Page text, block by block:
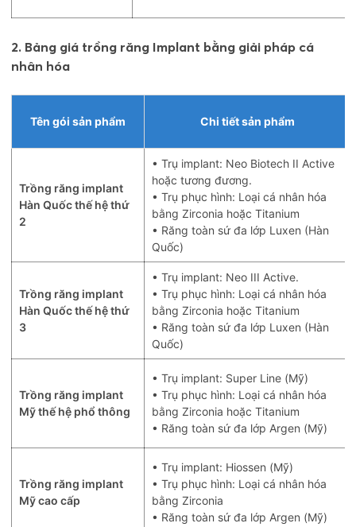
2. Bảng giá trồng răng Implant bằng giải pháp cá
nhân hóa
Tên gói sản phẩm Chi tiết sản phẩm
Trồng răng implant
Hàn Quốc thế hệ thứ
2
• Trụ implant: Neo Biotech II Active
hoặc tương đương.
• Trụ phục hình: Loại cá nhân hóa
bằng Zirconia hoặc Titanium
• Răng toàn sứ đa lớp Luxen (Hàn
Quốc)
Trồng răng implant
Hàn Quốc thế hệ thứ
3
• Trụ implant: Neo III Active.
• Trụ phục hình: Loại cá nhân hóa
bằng Zirconia hoặc Titanium
• Răng toàn sứ đa lớp Luxen (Hàn
Quốc)
Trồng răng implant
Mỹ thế hệ phổ thông
• Trụ implant: Super Line (Mỹ)
• Trụ phục hình: Loại cá nhân hóa
bằng Zirconia hoặc Titanium
• Răng toàn sứ đa lớp Argen (Mỹ)
Trồng răng implant
Mỹ cao cấp
• Trụ implant: Hiossen (Mỹ)
• Trụ phục hình: Loại cá nhân hóa
bằng Zirconia
• Răng toàn sứ đa lớp Argen (Mỹ)